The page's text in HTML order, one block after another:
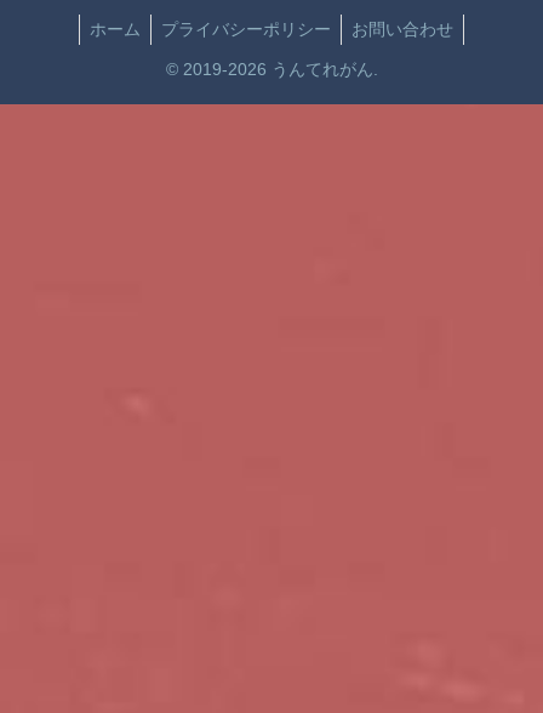
ホーム プライバシーポリシー お問い合わせ
© 2019-2026 うんてれがん.